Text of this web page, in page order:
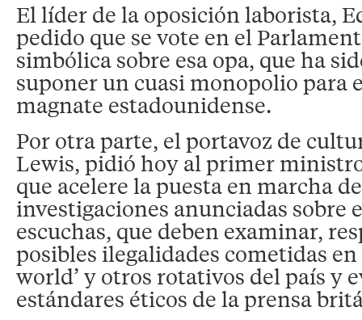
El líder de la oposición laborista,
pedido que se vote en el
simbólica sobre esa opa, que ha
suponer un cuasi monopolio para
magnate estadounidense.
Por otra parte, el portavoz de
Lewis, pidió hoy al primer
que acelere la puesta en marcha
investigaciones anunciadas sobre
escuchas, que deben examinar,
posibles ilegalidades cometidas en
world’ y otros rotativos del país y
estándares éticos de la prensa